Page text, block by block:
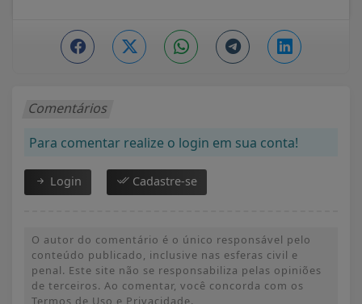
Comentários
Para comentar realize o login em sua conta!
Login Cadastre-se
O autor do comentário é o único responsável pelo
conteúdo publicado, inclusive nas esferas civil e
penal. Este site não se responsabiliza pelas opiniões
de terceiros. Ao comentar, você concorda com os